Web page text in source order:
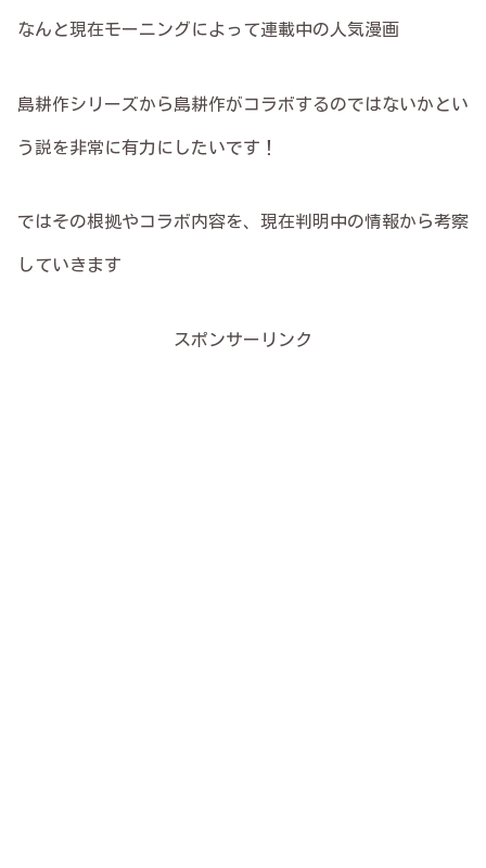
なんと現在モーニングによって連載中の人気漫画
島耕作シリーズから島耕作がコラボするのではないかとい
う説を非常に有力にしたいです！
ではその根拠やコラボ内容を、現在判明中の情報から考察
していきます
スポンサーリンク